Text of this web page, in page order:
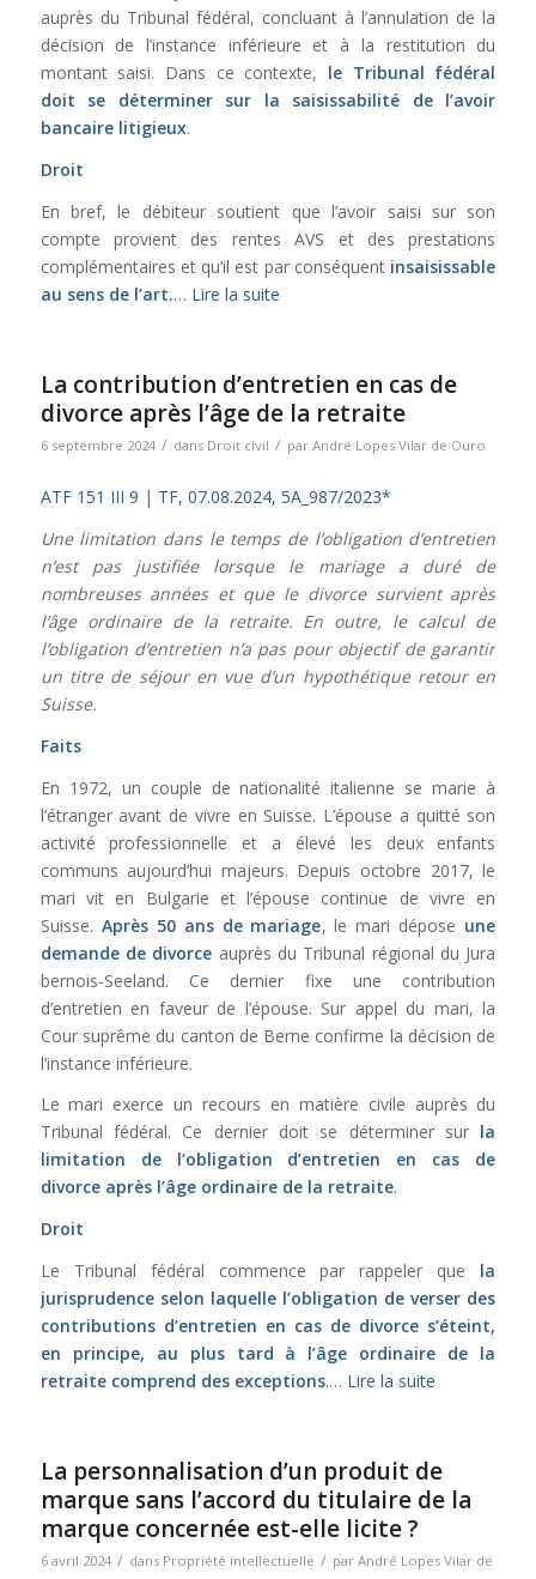
auprès du Tribunal fédéral, concluant à l’annulation de la
décision de l’instance inférieure et à la restitution du
montant saisi. Dans ce contexte, le Tribunal fédéral
doit se déterminer sur la saisissabilité de l’avoir
bancaire litigieux.
Droit
En bref, le débiteur soutient que l’avoir saisi sur son
compte provient des rentes AVS et des prestations
complémentaires et qu’il est par conséquent insaisissable
au sens de l’art.… Lire la suite
La contribution d’entretien en cas de
divorce après l’âge de la retraite
6 septembre 2024 / dans Droit civil / par André Lopes Vilar de Ouro
ATF 151 III 9 | TF, 07.08.2024, 5A_987/2023*
Une limitation dans le temps de l’obligation d’entretien
n’est pas justifiée lorsque le mariage a duré de
nombreuses années et que le divorce survient après
l’âge ordinaire de la retraite. En outre, le calcul de
l’obligation d’entretien n’a pas pour objectif de garantir
un titre de séjour en vue d’un hypothétique retour en
Suisse.
Faits
En 1972, un couple de nationalité italienne se marie à
l’étranger avant de vivre en Suisse. L’épouse a quitté son
activité professionnelle et a élevé les deux enfants
communs aujourd’hui majeurs. Depuis octobre 2017, le
mari vit en Bulgarie et l’épouse continue de vivre en
Suisse. Après 50 ans de mariage, le mari dépose une
demande de divorce auprès du Tribunal régional du Jura
bernois-Seeland. Ce dernier fixe une contribution
d’entretien en faveur de l’épouse. Sur appel du mari, la
Cour suprême du canton de Berne confirme la décision de
l’instance inférieure.
Le mari exerce un recours en matière civile auprès du
Tribunal fédéral. Ce dernier doit se déterminer sur la
limitation de l’obligation d’entretien en cas de
divorce après l’âge ordinaire de la retraite.
Droit
Le Tribunal fédéral commence par rappeler que la
jurisprudence selon laquelle l’obligation de verser des
contributions d’entretien en cas de divorce s’éteint,
en principe, au plus tard à l’âge ordinaire de la
retraite comprend des exceptions.… Lire la suite
La personnalisation d’un produit de
marque sans l’accord du titulaire de la
marque concernée est-elle licite ?
6 avril 2024 / dans Propriété intellectuelle / par André Lopes Vilar de